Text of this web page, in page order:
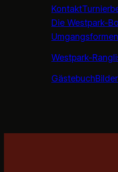
Kontakt
Die Westpark-
Umgangsformen
Westpark-
Gästebuch